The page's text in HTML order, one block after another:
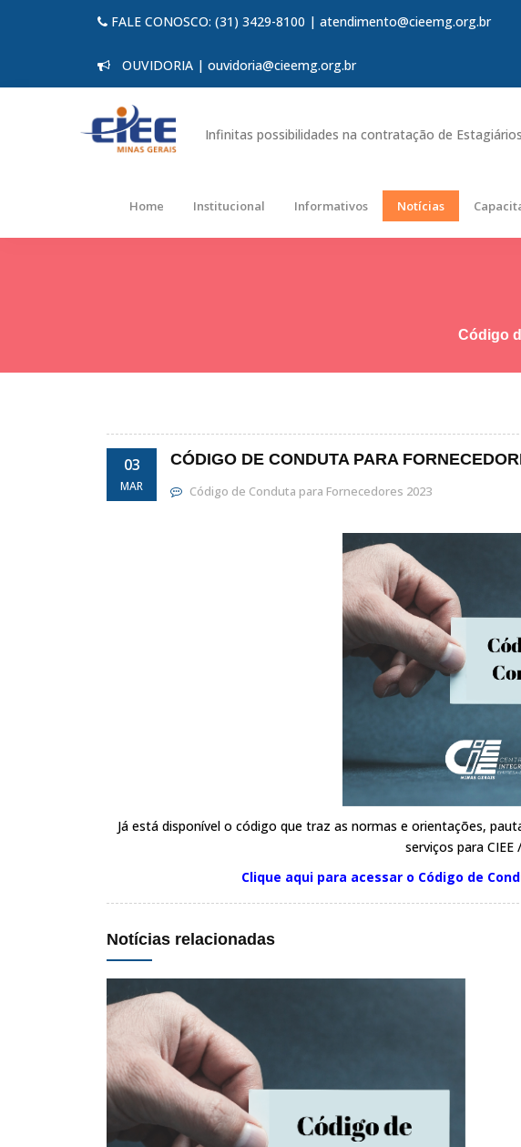
FALE CONOSCO: (31) 3429-8100 | atendimento@cieemg.org.br
OUVIDORIA | ouvidoria@cieemg.org.br
Infinitas possibilidades na contratação de
Home Institucional Informativos Notícias
Código
03
MAR
CÓDIGO DE CONDUTA PARA
Código de Conduta para Fornecedores 2023
Já está disponível o código que traz as normas e orientações,
serviços para CIEE
Clique aqui para acessar o Código de
Notícias relacionadas